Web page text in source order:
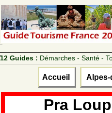
12 Guides : Démarches - Santé -
Accueil Alpes-
Pra Loup